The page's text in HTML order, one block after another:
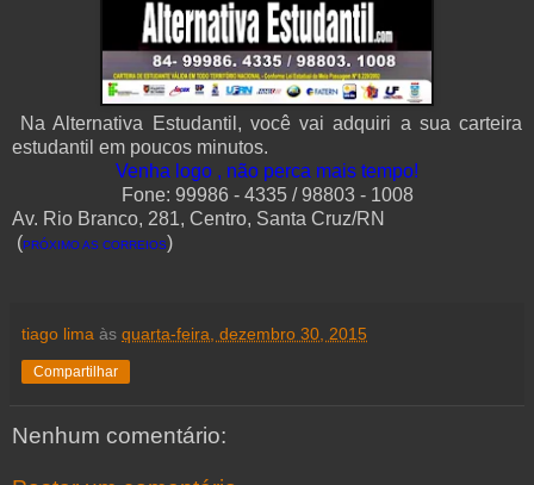
Na Alternativa Estudantil, você vai adquiri a sua carteira
estudantil em poucos minutos.
Venha logo , não perca mais tempo!
Fone: 99986 - 4335 / 98803 - 1008
Av. Rio Branco, 281, Centro, Santa Cruz/RN
(PRÓXIMO AS CORREIOS)
tiago lima às quarta-feira, dezembro 30, 2015
Compartilhar
Nenhum comentário: